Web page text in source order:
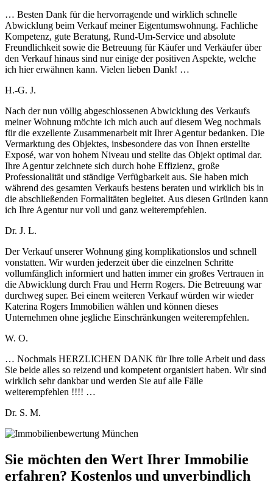
… Besten Dank für die hervorragende und wirklich schnelle
Abwicklung beim Verkauf meiner Eigentumswohnung. Fachliche
Kompetenz, gute Beratung, Rund-Um-Service und absolute
Freundlichkeit sowie die Betreuung für Käufer und Verkäufer über
den Verkauf hinaus sind nur einige der positiven Aspekte, welche
ich hier erwähnen kann. Vielen lieben Dank! …
H.-G. J.
Nach der nun völlig abgeschlossenen Abwicklung des Verkaufs
meiner Wohnung möchte ich mich auch auf diesem Weg nochmals
für die exzellente Zusammenarbeit mit Ihrer Agentur bedanken. Die
Vermarktung des Objektes, insbesondere das von Ihnen erstellte
Exposé, war von hohem Niveau und stellte das Objekt optimal dar.
Ihre Agentur zeichnete sich durch hohe Effizienz, große
Professionalität und ständige Verfügbarkeit aus. Sie haben mich
während des gesamten Verkaufs bestens beraten und wirklich bis in
die abschließenden Formalitäten begleitet. Aus diesen Gründen kann
ich Ihre Agentur nur voll und ganz weiterempfehlen.
Dr. J. L.
Der Verkauf unserer Wohnung ging komplikationslos und schnell
vonstatten. Wir wurden jederzeit über die einzelnen Schritte
vollumfänglich informiert und hatten immer ein großes Vertrauen in
die Abwicklung durch Frau und Herrn Rogers. Die Betreuung war
durchweg super. Bei einem weiteren Verkauf würden wir wieder
Katerina Rogers Immobilien wählen und können dieses
Unternehmen ohne jegliche Einschränkungen weiterempfehlen.
W. O.
… Nochmals HERZLICHEN DANK für Ihre tolle Arbeit und dass
Sie beide alles so reizend und kompetent organisiert haben. Wir sind
wirklich sehr dankbar und werden Sie auf alle Fälle
weiterempfehlen !!!! …
Dr. S. M.
Sie möchten den Wert Ihrer Immobilie
erfahren? Kostenlos und unverbindlich